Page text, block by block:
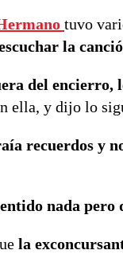
tuvo
la
del
ella, y dijo lo
recuerdos y
nada
la